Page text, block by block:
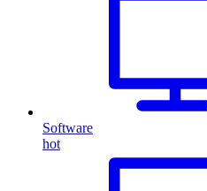
Software
hot